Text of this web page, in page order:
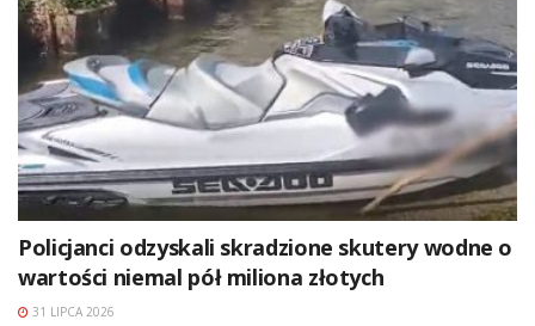
Policjanci odzyskali skradzione skutery wodne o
wartości niemal pół miliona złotych
31 LIPCA 2026